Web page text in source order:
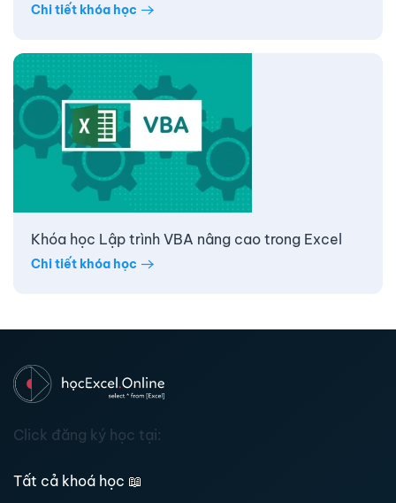
Chi tiết khóa học
Khóa học Lập trình VBA nâng cao trong Excel
Chi tiết khóa học
Click đăng ký học tại:
Tất cả khoá học 📖